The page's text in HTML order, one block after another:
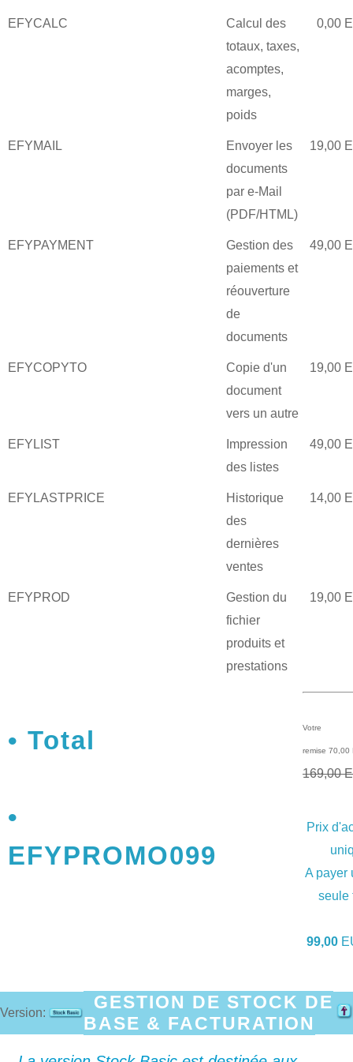
EFYCALC
Calcul des
totaux, taxes,
acomptes,
marges,
poids
0,00
EFYMAIL
Envoyer les
documents
par e-Mail
(PDF/HTML)
19,00
EFYPAYMENT
Gestion des
paiements et
réouverture
de
documents
49,00
EFYCOPYTO
Copie d'un
document
vers un autre
19,00
EFYLIST
Impression
des listes
49,00
EFYLASTPRICE
Historique
des
dernières
ventes
14,00
EFYPROD
Gestion du
fichier
produits et
prestations
19,00
Total Votre
remise 70,00
169,00
EFYPROMO099
Prix
A payer
seule
99,00
Version:
GESTION DE STOCK DE
BASE & FACTURATION